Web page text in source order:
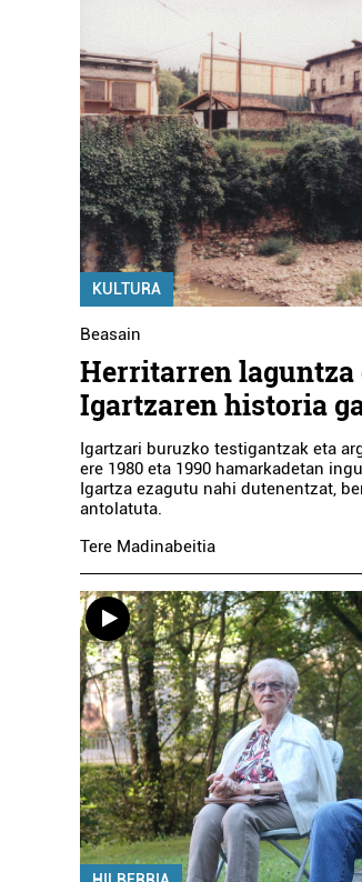
KULTURA
Beasain
Herritarren laguntza
Igartzaren historia
Igartzari buruzko testigantzak eta
ere 1980 eta 1990 hamarkadetan
Igartza ezagutu nahi dutenentzat,
antolatuta.
Tere Madinabeitia